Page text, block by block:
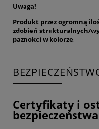
Uwaga!
Produkt przez ogromną
zdobień strukturalnych/
paznokci w kolorze.
Certyfikaty i
bezpieczeństwa